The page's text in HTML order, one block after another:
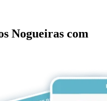
Nogueiras com